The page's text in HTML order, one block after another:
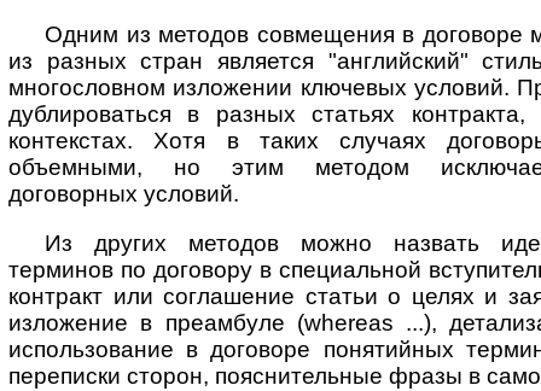
Одним из методов совмещения в договоре
из разных стран является "ан­г­лий­ский"
многословном изложении ключевых условий.
дуб­ли­ро­вать­ся в разных статьях
контекстах. Хотя в таких случаях
объемными, но этим методом
договорных условий.
Из других методов можно назвать
терминов по договору в специальной
контракт или соглашение статьи о целях и
изложение в преамбуле (whereas ...),
использование в договоре понятийных
переписки сторон, пояснительные фразы в